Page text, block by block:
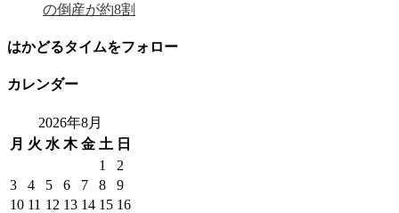
の倒産が約8割
はかどるタイムをフォロー
カレンダー
2026年8月
月 火 水 木 金 土 日
1
2
3
4 5 6 7 8
9
10 11 12 13 14 15 16